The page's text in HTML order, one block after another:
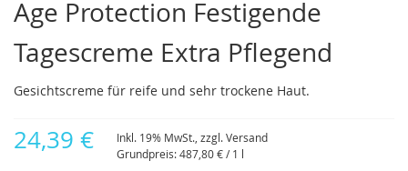
Age Protection Festigende
Tagescreme Extra Pflegend
Gesichtscreme für reife und sehr trockene Haut.
24,39 € Inkl. 19% MwSt., zzgl.Versand
Grundpreis:487,80 €/ 1 l